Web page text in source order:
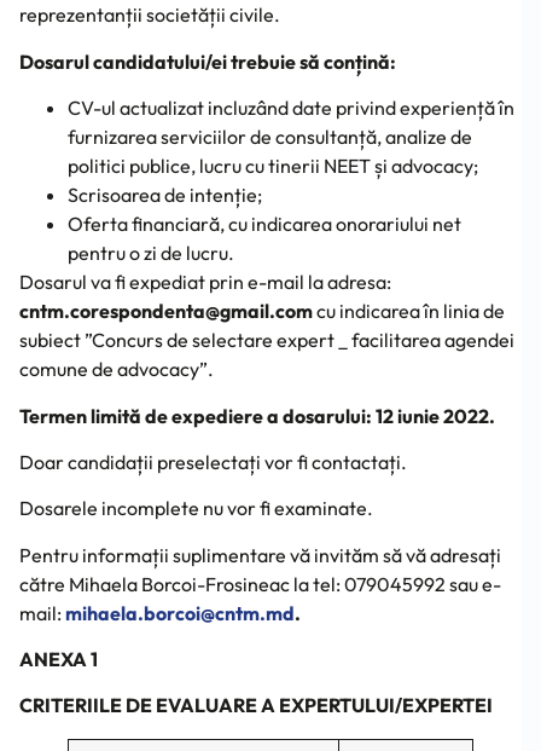
reprezentanții societății civile.
Dosarul candidatului/ei trebuie să conțină:
CV-ul actualizat incluzând date privind experiență în
furnizarea serviciilor de consultanță, analize de
politici publice, lucru cu tinerii NEET și advocacy;
Scrisoarea de intenție;
Oferta financiară, cu indicarea onorariului net
pentru o zi de lucru.
Dosarul va fi expediat prin e-mail la adresa:
cntm.corespondenta@gmail.comcu indicarea în linia de
subiect ”Concurs de selectare expert _ facilitarea agendei
comune de advocacy”.
Termen limită de expediere a dosarului: 12 iunie 2022.
Doar candidații preselectați vor fi contactați.
Dosarele incomplete nu vor fi examinate.
Pentru informații suplimentare vă invităm să vă adresați
către Mihaela Borcoi-Frosineac la tel: 079045992 sau e-
mail:mihaela.borcoi@cntm.md.
ANEXA 1
CRITERIILE DE EVALUARE A EXPERTULUI/EXPERTEI